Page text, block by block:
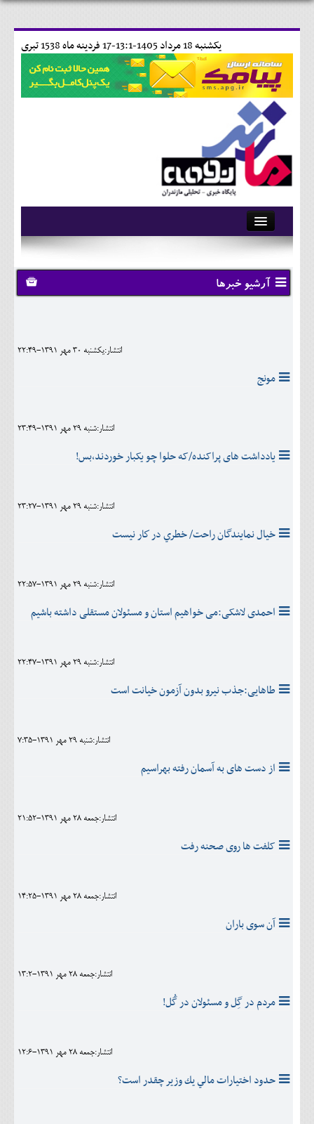
17 فردينه ماه 1538 تبری يکشنبه 18 مرداد 1405-13:1-
آرشیو
تماس با ما
وبلاگ
کلینیک
آرشیو خبرها
انتشار:يکشنبه 30 مهر 1391-22:49
مونج
انتشار:شنبه 29 مهر 1391-23:49
یادداشت های پراکنده/که حلوا چو یکبار خوردند،بس!
انتشار:شنبه 29 مهر 1391-23:27
خیال نمایندگان راحت/ خطري در كار نيست
انتشار:شنبه 29 مهر 1391-22:57
احمدی لاشکی:می خواهیم استان و مسئولان مستقلی داشته باشیم
انتشار:شنبه 29 مهر 1391-22:47
طاهایی:جذب نيرو بدون آزمون خيانت است
انتشار:شنبه 29 مهر 1391-7:35
از دست های به آسمان رفته بهراسیم
انتشار:جمعه 28 مهر 1391-21:52
کلفت ها روی صحنه رفت
انتشار:جمعه 28 مهر 1391-14:25
آن سوی باران
انتشار:جمعه 28 مهر 1391-13:2
مردم در گِل و مسئولان در گُل!
انتشار:جمعه 28 مهر 1391-12:6
حدود اختيارات مالي يك وزير چقدر است؟